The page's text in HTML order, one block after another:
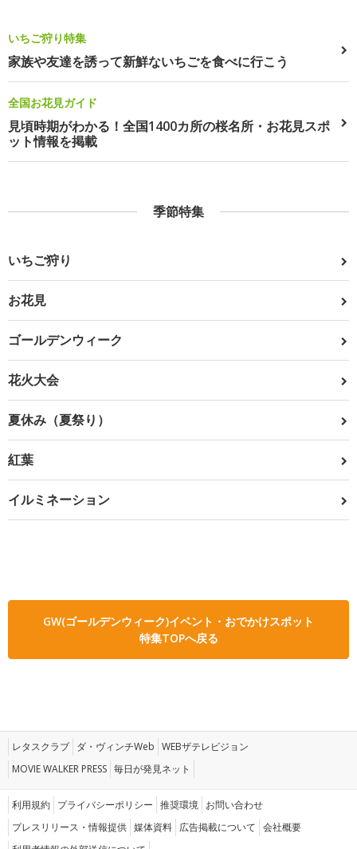
いちご狩り特集
家族や友達を誘って新鮮ないちごを食べに行こう
全国お花見ガイド
見頃時期がわかる！全国1400カ所の桜名所・お花見スポ
ット情報を掲載
季節特集
いちご狩り
お花見
ゴールデンウィーク
花火大会
夏休み（夏祭り）
紅葉
イルミネーション
GW(ゴールデンウィーク)イベント・おでかけスポット
特集TOPへ戻る
レタスクラブ ダ・ヴィンチWeb WEBザテレビジョン
MOVIE WALKER PRESS 毎日が発見ネット
利用規約 プライバシーポリシー 推奨環境 お問い合わせ
プレスリリース・情報提供 媒体資料 広告掲載について 会社概要